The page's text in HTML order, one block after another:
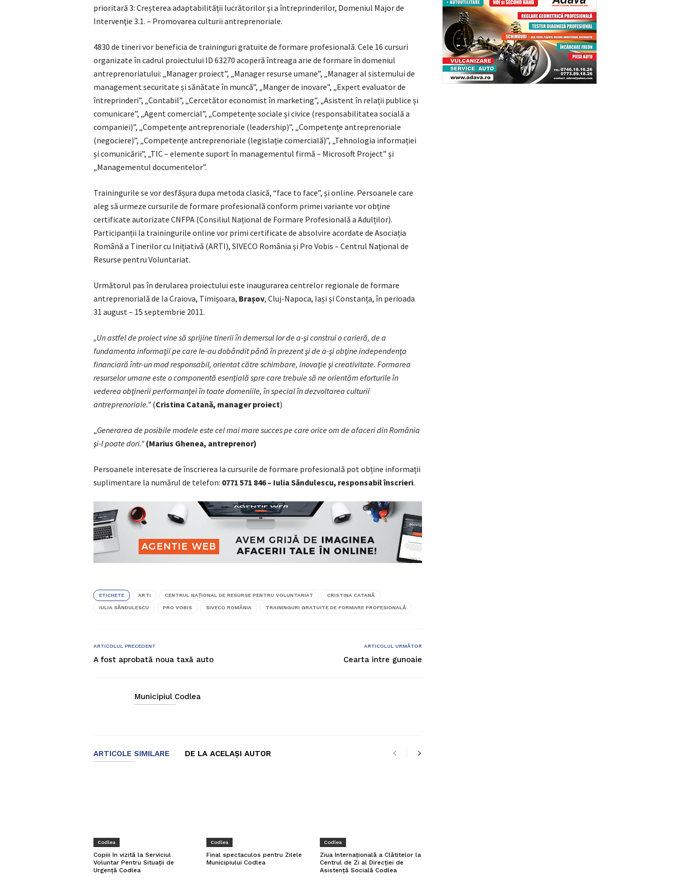
prioritară 3: Creșterea adaptabilităţii lucrătorilor şi a întreprinderilor, Domeniul Major de
Intervenţie 3.1. – Promovarea culturii antreprenoriale.
4830 de tineri vor beneficia de traininguri gratuite de formare profesională. Cele 16 cursuri
organizate în cadrul proiectului ID 63270 acoperă întreaga arie de formare în domeniul
antreprenoriatului: „Manager proiect”, „Manager resurse umane”, „Manager al sistemului de
management securitate și sănătate în muncă”, „Manger de inovare”, „Expert evaluator de
întreprinderi”, „Contabil”, „Cercetător economist în marketing”, „Asistent în relații publice și
comunicare”, „Agent comercial”, „Competențe sociale și civice (responsabilitatea socială a
companiei)”, „Competențe antreprenoriale (leadership)”, „Competențe antreprenoriale
(negociere)”, „Competențe antreprenoriale (legislație comercială)”, „Tehnologia informației
și comunicării”, „TIC – elemente suport în managementul firmă – Microsoft Project” și
„Managementul documentelor”.
Trainingurile se vor desfășura dupa metoda clasică, “face to face”, și online. Persoanele care
aleg să urmeze cursurile de formare profesională conform primei variante vor obține
certificate autorizate CNFPA (Consiliul Național de Formare Profesională a Adulților).
Participanții la trainingurile online vor primi certificate de absolvire acordate de Asociația
Română a Tinerilor cu Inițiativă (ARTI), SIVECO România și Pro Vobis – Centrul Național de
Resurse pentru Voluntariat.
Următorul pas în derularea proiectului este inaugurarea centrelor regionale de formare
antreprenorială de la Craiova, Timișoara, Brașov, Cluj-Napoca, Iași și Constanța, în perioada
31 august – 15 septembrie 2011.
„Un astfel de proiect vine să sprijine tinerii în demersul lor de a-şi construi o carieră, de a
fundamenta informaţii pe care le-au dobândit până în prezent şi de a-şi obţine independenţa
financiară într-un mod responsabil, orientat către schimbare, inovaţie şi creativitate. Formarea
resurselor umane este o componentă esenţială spre care trebuie să ne orientăm eforturile în
vederea obţinerii performanţei în toate domeniile, în special în dezvoltarea culturii
antreprenoriale.” (Cristina Catană, manager proiect)
Generarea de posibile modele este cel mai mare succes pe care orice om de afaceri din România
şi-l poate dori.” (Marius Ghenea, antreprenor)
Persoanele interesate de înscrierea la cursurile de formare profesională pot obține informații
suplimentare la numărul de telefon: 0771 571 846 – Iulia Săndulescu, responsabil înscrieri.
ETICHETE ARTI CENTRUL NAȚIONAL DE RESURSE PENTRU VOLUNTARIAT CRISTINA CATANĂ
IULIA SĂNDULESCU PRO VOBIS SIVECO ROMÂNIA TRAININGURI GRATUITE DE FORMARE PROFESIONALĂ
ARTICOLUL PRECEDENT
A fost aprobată noua taxă auto
ARTICOLUL URMĂTOR
Cearta intre gunoaie
Municipiul Codlea
ARTICOLE SIMILARE DE LA ACELAȘI AUTOR
Codlea
Copiii în vizită la Serviciul
Voluntar Pentru Situații de
Urgență Codlea
Codlea
Final spectaculos pentru Zilele
Municipiului Codlea
Codlea
Ziua Internațională a Clătitelor la
Centrul de Zi al Direcției de
Asistență Socială Codlea